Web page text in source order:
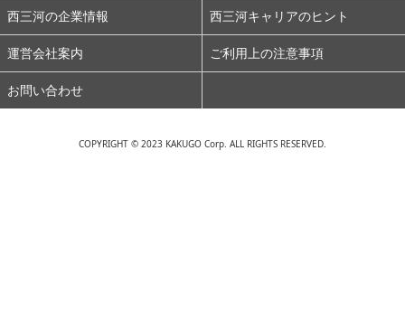
西三河の企業情報 西三河キャリアのヒント
運営会社案内 ご利用上の注意事項
お問い合わせ
COPYRIGHT © 2023 KAKUGO Corp. ALL RIGHTS RESERVED.